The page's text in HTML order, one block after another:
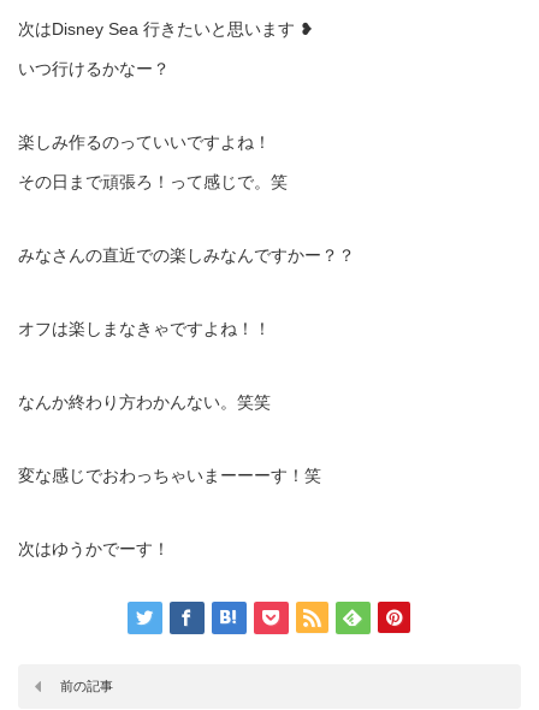
次はDisney Sea 行きたいと思います ❥
いつ行けるかなー？
楽しみ作るのっていいですよね！
その日まで頑張ろ！って感じで。笑
みなさんの直近での楽しみなんですかー？？
オフは楽しまなきゃですよね！！
なんか終わり方わかんない。笑笑
変な感じでおわっちゃいまーーーす！笑
次はゆうかでーす！
前の記事